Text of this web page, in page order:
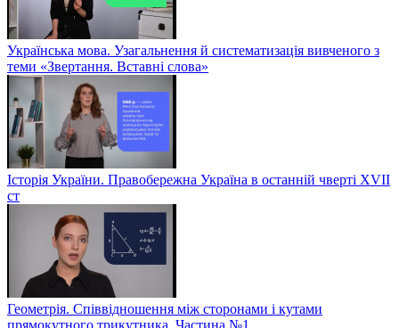
Українська мова. Узагальнення й систематизація вивченого з
теми «Звертання. Вставні слова»
Історія України. Правобережна Україна в останній чверті XVII
ст
Геометрія. Співвідношення між сторонами і кутами
прямокутного трикутника. Частина №1